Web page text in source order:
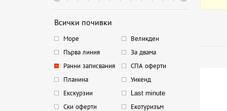
Всички почивки
Море
Великден
Първа линия
За двама
Ранни записвания
СПА оферти
Планина
Уикенд
Екскурзии
Last minute
Ски оферти
Екотуризъм